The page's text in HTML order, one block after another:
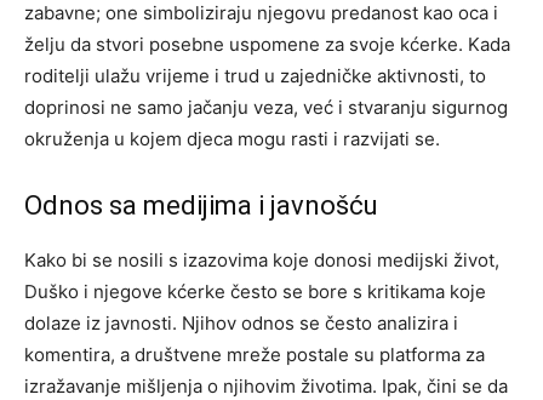
zabavne; one simboliziraju njegovu predanost kao oca i
želju da stvori posebne uspomene za svoje kćerke. Kada
roditelji ulažu vrijeme i trud u zajedničke aktivnosti, to
doprinosi ne samo jačanju veza, već i stvaranju sigurnog
okruženja u kojem djeca mogu rasti i razvijati se.
Odnos sa medijima i javnošću
Kako bi se nosili s izazovima koje donosi medijski život,
Duško i njegove kćerke često se bore s kritikama koje
dolaze iz javnosti. Njihov odnos se često analizira i
komentira, a društvene mreže postale su platforma za
izražavanje mišljenja o njihovim životima. Ipak, čini se da